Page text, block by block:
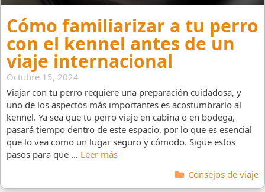
Cómo familiarizar a tu perro
con el kennel antes de un
viaje internacional
Octubre 15, 2024
Viajar con tu perro requiere una preparación cuidadosa, y
uno de los aspectos más importantes es acostumbrarlo al
kennel. Ya sea que tu perro viaje en cabina o en bodega,
pasará tiempo dentro de este espacio, por lo que es esencial
que lo vea como un lugar seguro y cómodo. Sigue estos
pasos para que … Leer más
Categorías
Consejos de viaje